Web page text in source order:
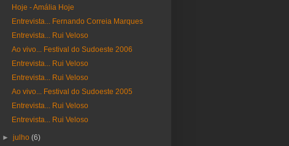
Hoje - Amália Hoje
Entrevista... Fernando Correia Marques
Entrevista... Rui Veloso
Ao vivo... Festival do Sudoeste 2006
Entrevista... Rui Veloso
Entrevista... Rui Veloso
Ao vivo... Festival do Sudoeste 2005
Entrevista... Rui Veloso
Entrevista... Rui Veloso
►julho(6)